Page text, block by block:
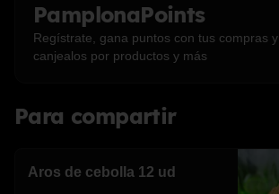
PamplonaPoints
Regístrate, gana puntos con tus compras y
canjealos por productos y más
Para compartir
Aros de cebolla 12 ud